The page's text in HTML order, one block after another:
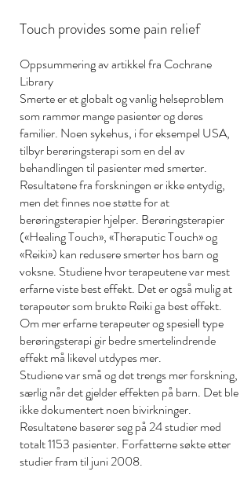
Touch provides some pain relief
Oppsummering av artikkel fra Cochrane
Library
Smerte er et globalt og vanlig helseproblem
som rammer mange pasienter og deres
familier. Noen sykehus, i for eksempel USA,
tilbyr berøringsterapi som en del av
behandlingen til pasienter med smerter.
Resultatene fra forskningen er ikke entydig,
men det finnes noe støtte for at
berøringsterapier hjelper. Berøringsterapier
(«Healing Touch», «Theraputic Touch» og
«Reiki») kan redusere smerter hos barn og
voksne. Studiene hvor terapeutene var mest
erfarne viste best effekt. Det er også mulig at
terapeuter som brukte Reiki ga best effekt.
Om mer erfarne terapeuter og spesiell type
berøringsterapi gir bedre smertelindrende
effekt må likevel utdypes mer.
Studiene var små og det trengs mer forskning,
særlig når det gjelder effekten på barn. Det ble
ikke dokumentert noen bivirkninger.
Resultatene baserer seg på 24 studier med
totalt 1153 pasienter. Forfatterne søkte etter
studier fram til juni 2008.